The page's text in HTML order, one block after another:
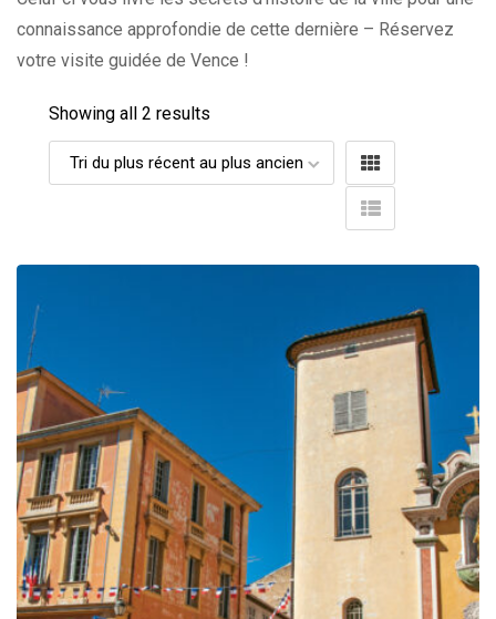
connaissance approfondie de cette dernière – Réservez
votre visite guidée de Vence !
Showing all 2 results